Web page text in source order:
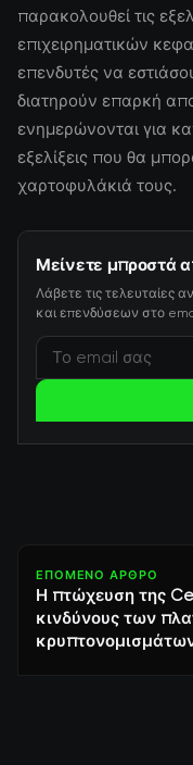
παρακολουθεί τις
επιχειρηματικών
επενδυτές να
διατηρούν επαρκή
ενημερώνονται για
εξελίξεις που θα
χαρτοφυλάκιά τους.
Μείνετε μπροστά
Λάβετε τις τελευταίες
και επενδύσεων στο
ΕΠΌΜΕΝΟ ΆΡΘΡΟ
Η πτώχευση της
κινδύνους των